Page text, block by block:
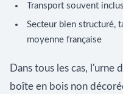
Transport souvent
Secteur bien structuré,
moyenne française
Dans tous les cas, l'urne
boîte en bois non